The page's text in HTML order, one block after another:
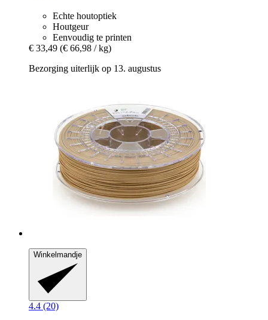
Echte houtoptiek
Houtgeur
Eenvoudig te printen
€ 33,49 (€ 66,98 / kg)
Bezorging uiterlijk op 13. augustus
Winkelmandje
4.4 (20)